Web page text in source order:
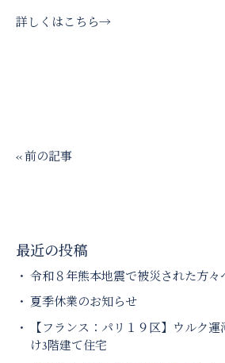
詳しくはこちら→
‹‹ 前の記事
最近の投稿
令和８年熊本地震で被災された方々
夏季休業のお知らせ
【フランス：パリ１９区】ウルク
け3階建て住宅